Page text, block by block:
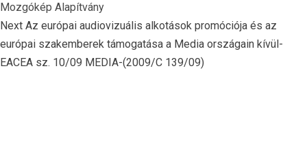
Mozgókép Alapítvány
Continue
Reading
Next Az európai audiovizuális alkotások promóciója és az
európai szakemberek támogatása a Media országain kívül-
EACEA sz. 10/09 MEDIA-(2009/C 139/09)